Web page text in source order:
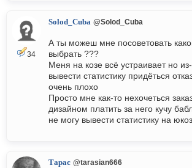
34
Solod_Cuba @Solod_Cuba
А ты можеш мне посоветовать
выбрать ???
Меня на козе всё устраивает но
вывести статистику придёться
очень плохо
Просто мне как-то нехочеться
дизайном платить за него кучу
не могу вывести статистику на
Тарас @tarasian666